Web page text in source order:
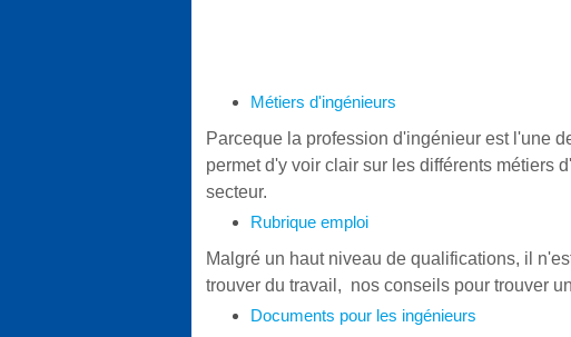
Métiers d'ingénieurs
Parceque la profession d'ingénieur est l'une
permet d'y voir clair sur les différents métiers
secteur.
Rubrique emploi
Malgré un haut niveau de qualifications, il
trouver du travail, nos conseils pour trouver
Documents pour les ingénieurs